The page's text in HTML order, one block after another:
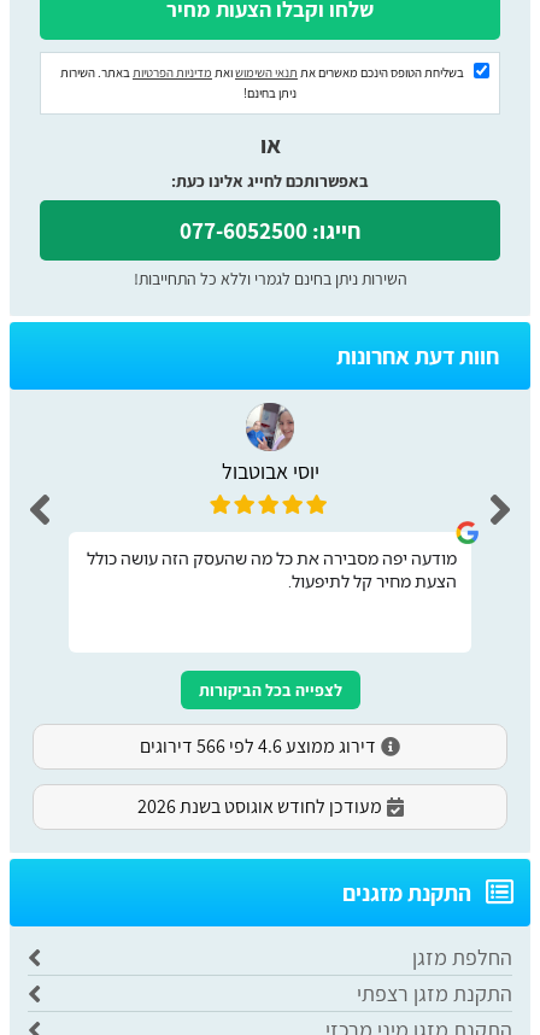
בשליחת הטופס הינכם מאשרים את תנאי השימושואת מדיניות הפרטיותבאתר. השירות
ניתן בחינם!
או
באפשרותכם לחייג אלינו כעת:
חייגו: 077-6052500
השירות ניתן בחינם לגמרי וללא כל התחייבות!
חוות דעת אחרונות
יוסי אבוטבול
מודעה יפה מסבירה את כל מה שהעסק הזה עושה כולל
הצעת מחיר קל לתיפעול.
לצפייה בכל הביקורות
דירוג ממוצע 4.6 לפי 566 דירוגים
מעודכן לחודש אוגוסט בשנת 2026
התקנת מזגנים
החלפת מזגן
התקנת מזגן רצפתי